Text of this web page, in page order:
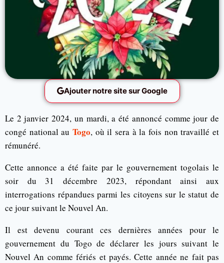
Ajouter notre site sur Google
Le 2 janvier 2024, un mardi, a été annoncé comme jour de
congé national au Togo, où il sera à la fois non travaillé et
rémunéré.
Cette annonce a été faite par le gouvernement togolais le
soir du 31 décembre 2023, répondant ainsi aux
interrogations répandues parmi les citoyens sur le statut de
ce jour suivant le Nouvel An.
Il est devenu courant ces dernières années pour le
gouvernement du Togo de déclarer les jours suivant le
Nouvel An comme fériés et payés. Cette année ne fait pas